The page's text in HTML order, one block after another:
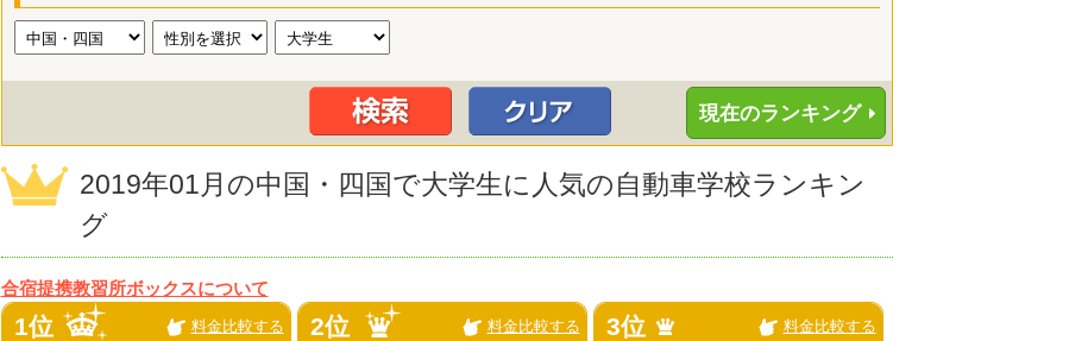
現在のランキング
2019年01月の中国・四国で大学生に人気の自動車学校ランキン
グ
合宿提携教習所ボックスについて
1位 料金比較する 2位 料金比較する 3位 料金比較する